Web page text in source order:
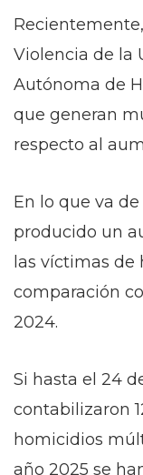
Violencia de la
Autónoma de
que generan
respecto al
En lo que va
producido un
las víctimas
comparación
2024.
Si hasta el 24
contabilizaron
homicidios
año 2025 se